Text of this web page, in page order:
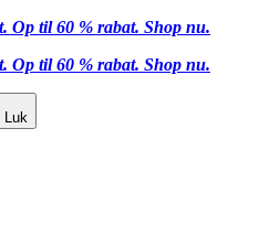
Op til 60 % rabat. Shop nu.
Op til 60 % rabat. Shop nu.
Luk